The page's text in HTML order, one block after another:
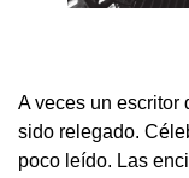
A veces un escritor
sido relegado.
poco leído. Las